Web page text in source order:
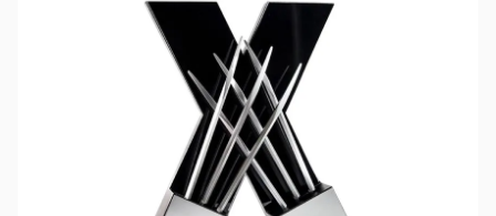
توانید نسبت به خرید آن اقدام کنید. این محصول یک آیتم تزئینی است که با الهام
از پنجه های معروف ولورین، برای استفاده در دکور و کلکسیون می تواند مورد
استفاده قرار گیرد. در ادامه این پست از تک سیرو توضیحات بیشتری در خصوص
این محصول را بیان خواهیم کرد.